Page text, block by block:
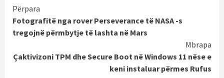
Continue
Reading
Përpara
Fotografitë nga rover Perseverance të NASA -s
tregojnë përmbytje të lashta në Mars
Mbrapa
Çaktivizoni TPM dhe Secure Boot në Windows 11 nëse e
keni instaluar përmes Rufus